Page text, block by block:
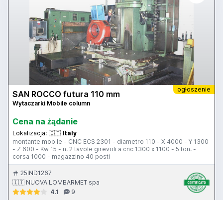
ogłoszenie
SAN ROCCO futura 110 mm
Wytaczarki Mobile column
Cena na żądanie
Lokalizacja: 🇮🇹 Italy
montante mobile - CNC ECS 2301 - diametro 110 - X 4000 - Y 1300
- Z 600 - Kw 15 - n. 2 tavole girevoli a cnc 1300 x 1100 - 5 ton. -
corsa 1000 - magazzino 40 posti
25IND1267
🇮🇹 NUOVA LOMBARMET spa
4.1
9